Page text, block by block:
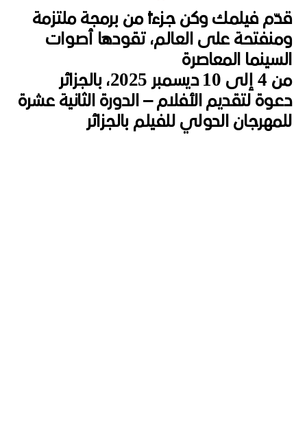
قدّم فيلمك وكن جزءاً من برمجة ملتزمة
ومنفتحة على العالم، تقودها أصوات
السينما المعاصرة
من 4 إلى 10 ديسمبر 2025، بالجزائر
دعوة لتقديم الأفلام – الدورة الثانية عشرة
للمهرجان الدولي للفيلم بالجزائر